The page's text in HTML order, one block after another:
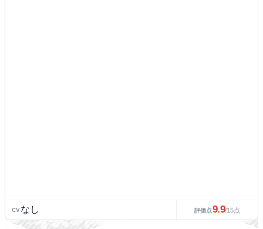
CVなし 評価点9.9/15点